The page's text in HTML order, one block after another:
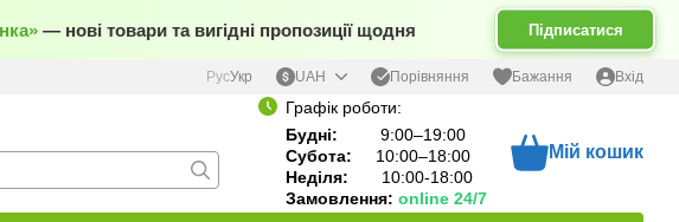
— нові товари та вигідні пропозиції щодня Підписатися
РусУкр UAH Порівняння Бажання Вхід
Графік роботи:
Будні: 9:00–19:00
Субота: 10:00–18:00
Неділя: 10:00-18:00
Замовлення: online 24/7
Мій кошик